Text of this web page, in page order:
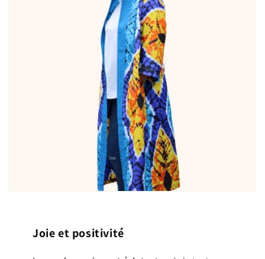
Joie et positivité